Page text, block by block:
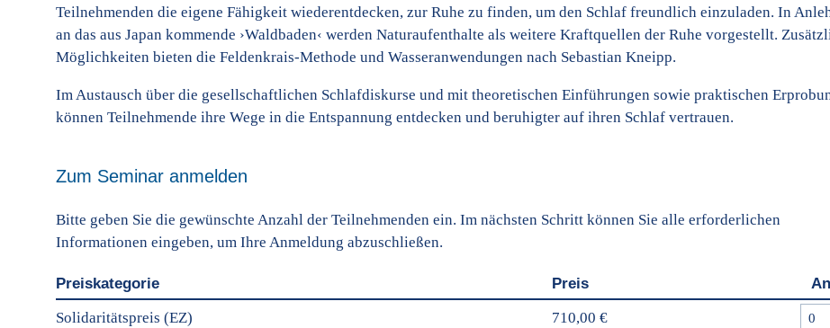
Teilnehmenden die eigene Fähigkeit wiederentdecken, zur Ruhe zu finden, um den Schlaf freundlich einzuladen. In
an das aus Japan kommende ›Waldbaden‹ werden Naturaufenthalte als weitere Kraftquellen der Ruhe vorgestellt.
Möglichkeiten bieten die Feldenkrais-Methode und Wasseranwendungen nach Sebastian Kneipp.
Im Austausch über die gesellschaftlichen Schlafdiskurse und mit theoretischen Einführungen sowie praktischen
können Teilnehmende ihre Wege in die Entspannung entdecken und beruhigter auf ihren Schlaf vertrauen.
Zum Seminar anmelden
Bitte geben Sie die gewünschte Anzahl der Teilnehmenden ein. Im nächsten Schritt können Sie alle erforderlichen
Informationen eingeben, um Ihre Anmeldung abzuschließen.
Preiskategorie Preis
Solidaritätspreis (EZ)
710,00 €